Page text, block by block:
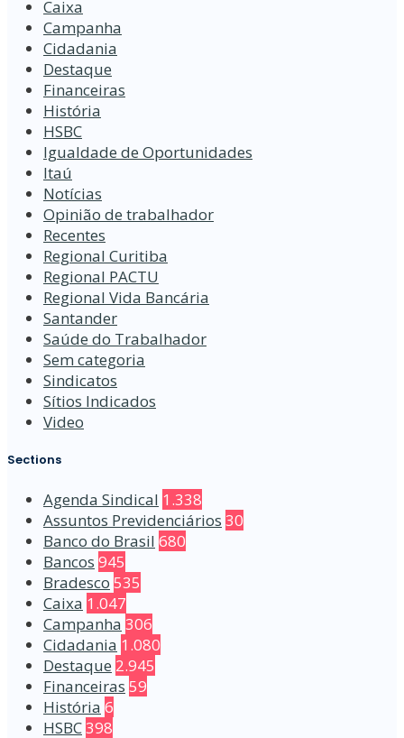
Caixa
Campanha
Cidadania
Destaque
Financeiras
História
HSBC
Igualdade de Oportunidades
Itaú
Notícias
Opinião de trabalhador
Recentes
Regional Curitiba
Regional PACTU
Regional Vida Bancária
Santander
Saúde do Trabalhador
Sem categoria
Sindicatos
Sítios Indicados
Video
Sections
Agenda Sindical 1.338
Assuntos Previdenciários 30
Banco do Brasil 680
Bancos 945
Bradesco 535
Caixa 1.047
Campanha 306
Cidadania 1.080
Destaque 2.945
Financeiras 59
História 6
HSBC398